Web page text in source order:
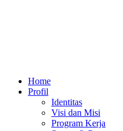
Home
Profil
Identitas
Visi dan Misi
Program Kerja